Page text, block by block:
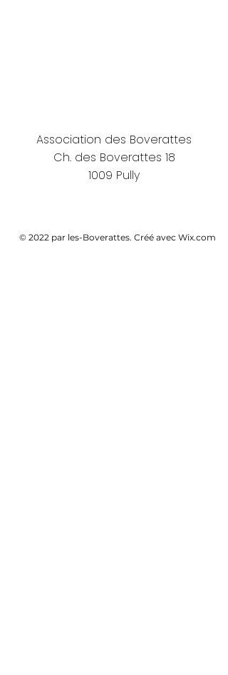
Association des Boverattes
Ch. des Boverattes 18
1009 Pully
© 2022 par les-Boverattes. Créé avec Wix.com